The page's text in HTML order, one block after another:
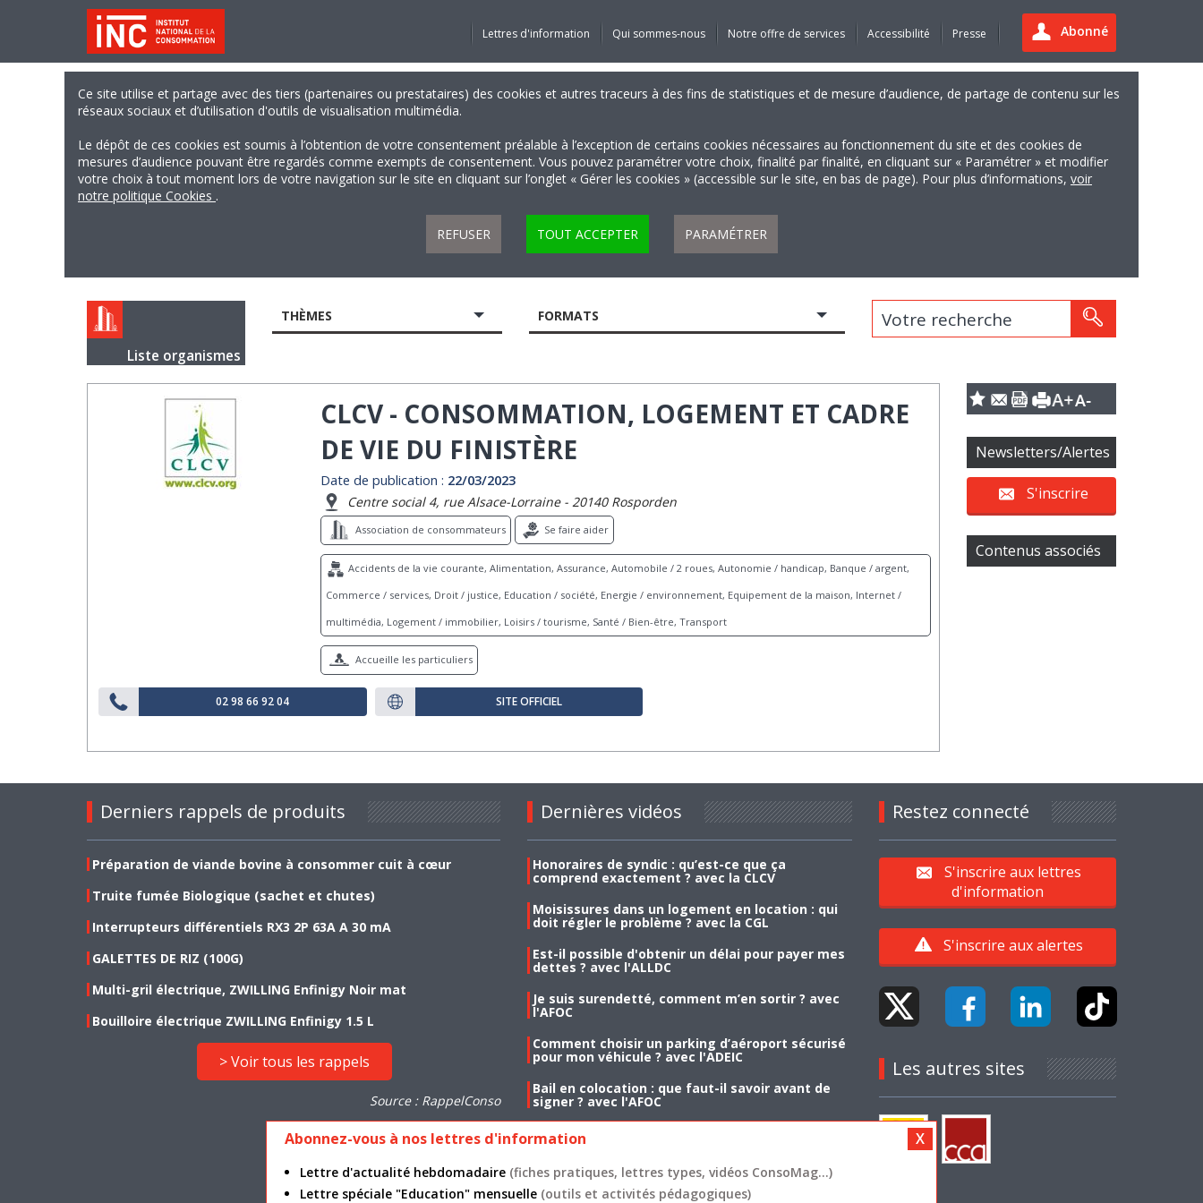
Abonné
Lettres d'information Qui sommes-nous Notre offre de services Accessibilité Presse
Ce site utilise et partage avec des tiers (partenaires ou prestataires) des cookies et autres traceurs à des fins de statistiques et de mesure d’audience, de partage de contenu sur les
réseaux sociaux et d’utilisation d'outils de visualisation multimédia.
Le dépôt de ces cookies est soumis à l’obtention de votre consentement préalable à l’exception de certains cookies nécessaires au fonctionnement du site et des cookies de
mesures d’audience pouvant être regardés comme exempts de consentement. Vous pouvez paramétrer votre choix, finalité par finalité, en cliquant sur « Paramétrer » et modifier
votre choix à tout moment lors de votre navigation sur le site en cliquant sur l’onglet « Gérer les cookies » (accessible sur le site, en bas de page). Pour plus d’informations, voir
notre politique Cookies .
REFUSER TOUT ACCEPTER PARAMÉTRER
Liste organismes
THÈMES FORMATS Votre recherche
CLCV - CONSOMMATION, LOGEMENT ET CADRE
DE VIE DU FINISTÈRE
Date de publication : 22/03/2023
Centre social 4, rue Alsace-Lorraine - 20140 Rosporden
Association de consommateurs Se faire aider
Accidents de la vie courante, Alimentation, Assurance, Automobile / 2 roues, Autonomie / handicap, Banque / argent,
Commerce / services, Droit / justice, Education / société, Energie / environnement, Equipement de la maison, Internet /
multimédia, Logement / immobilier, Loisirs / tourisme, Santé / Bien-être, Transport
Accueille les particuliers
02 98 66 92 04 SITE OFFICIEL
Newsletters/Alertes
S'inscrire
Contenus associés
Derniers rappels de produits
Préparation de viande bovine à consommer cuit à cœur
Truite fumée Biologique (sachet et chutes)
Interrupteurs différentiels RX3 2P 63A A 30 mA
GALETTES DE RIZ (100G)
Multi-gril électrique, ZWILLING Enfinigy Noir mat
Bouilloire électrique ZWILLING Enfinigy 1.5 L
> Voir tous les rappels
Source : RappelConso
Dernières vidéos
Honoraires de syndic : qu’est-ce que ça
comprend exactement ? avec la CLCV
Moisissures dans un logement en location : qui
doit régler le problème ? avec la CGL
Est-il possible d'obtenir un délai pour payer mes
dettes ? avec l'ALLDC
Je suis surendetté, comment m’en sortir ? avec
l'AFOC
Comment choisir un parking d’aéroport sécurisé
pour mon véhicule ? avec l'ADEIC
Bail en colocation : que faut-il savoir avant de
signer ? avec l'AFOC
Restez connecté
S'inscrire aux lettres
d'information
S'inscrire aux alertes
Les autres sites
Abonnez-vous à nos lettres d'information
Lettre d'actualité hebdomadaire (fiches pratiques, lettres types, vidéos ConsoMag...)
Lettre spéciale "Education" mensuelle (outils et activités pédagogiques)